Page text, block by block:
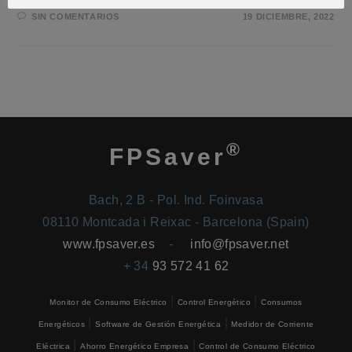
SIN COMENTARIOS 19 DICIEMBRE, 2022
FPSaver®
Bach, 2 B - Pol. Ind. Foinvasa
08110 Montcada i Reixac - Barcelona (Spain)
www.fpsaver.es - info@fpsaver.net
+ 34 93 572 41 62
Monitor de Consumo Eléctrico Control Energético |Consumos
Energéticos|Software de Gestión Energética Medidor de Corriente
Eléctrica |Ahorro Energético Empresa |Control de Consumo Eléctrico